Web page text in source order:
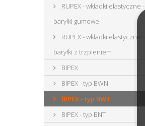
RUPEX - wkładki elastyczne -
baryłki gumowe
RUPEX - wkładki elastyczne -
baryłki z trzpieniem
BIPEX
BIPEX - typ BWN
BIPEX - typ BWT
BIPEX - typ BNT